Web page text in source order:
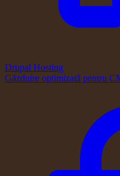
Drupal Hosting
Găzduire optimizată pentru